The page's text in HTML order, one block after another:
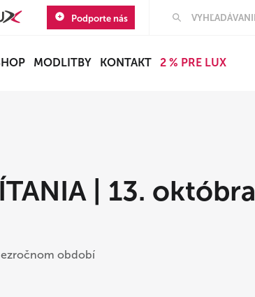
Podporte nás
MODLITBY KONTAKT 2 % PRE LUX
| 13. októbra
období